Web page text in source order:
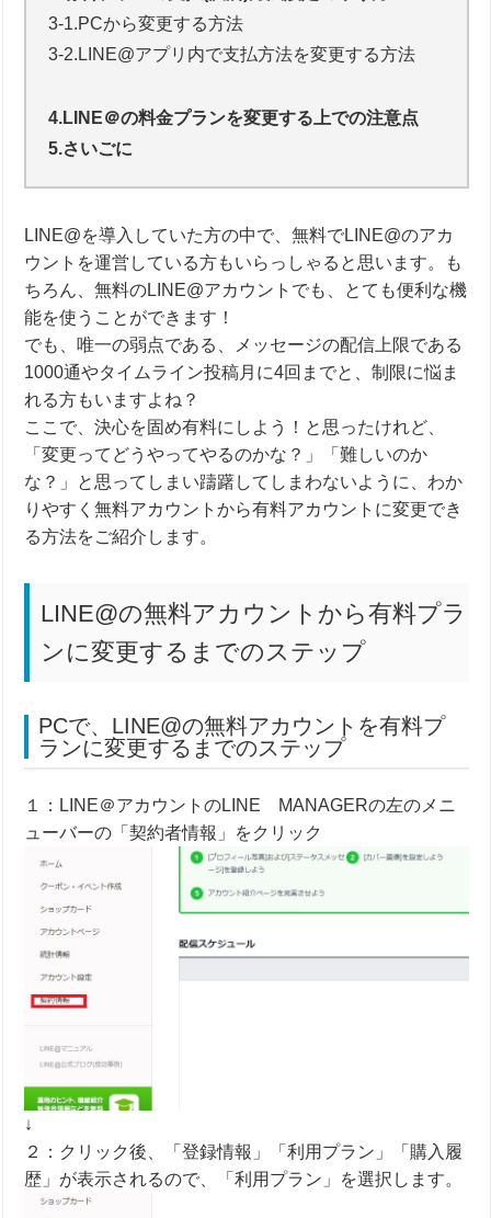
3-1.PCから変更する方法
3-2.LINE@アプリ内で支払方法を変更する方法
4.LINE＠の料金プランを変更する上での注意点
5.さいごに
LINE@を導入していた方の中で、無料でLINE@のアカ
ウントを運営している方もいらっしゃると思います。も
ちろん、無料のLINE@アカウントでも、とても便利な機
能を使うことができます！
でも、唯一の弱点である、メッセージの配信上限である
1000通やタイムライン投稿月に4回までと、制限に悩ま
れる方もいますよね？
ここで、決心を固め有料にしよう！と思ったけれど、
「変更ってどうやってやるのかな？」「難しいのか
な？」と思ってしまい躊躇してしまわないように、わか
りやすく無料アカウントから有料アカウントに変更でき
る方法をご紹介します。
LINE@の無料アカウントから有料プラ
ンに変更するまでのステップ
PCで、LINE@の無料アカウントを有料プ
ランに変更するまでのステップ
１：LINE＠アカウントのLINE MANAGERの左のメニ
ューバーの「契約者情報」をクリック
↓
２：クリック後、「登録情報」「利用プラン」「購入履
歴」が表示されるので、「利用プラン」を選択します。